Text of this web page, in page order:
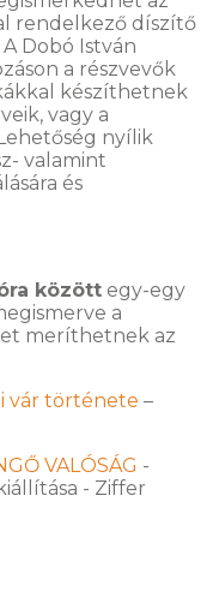
rendelkező díszítő
Dobó István
a részvevők
készíthetnek
vagy a
nyílik
valamint
és
óra között egy-egy
a
meríthetnek az
vár története –
VALÓSÁG -
- Ziffer